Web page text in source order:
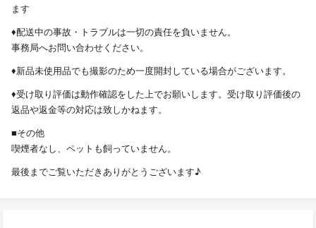
ます
♦︎配送中の事故・トラブルは一切の責任を負いません。
事務局へお問い合わせください。
♦︎新品未使用品でも撮影のため一度開封している場合がございます。
♦︎受け取り評価は動作確認をした上でお願いします。受け取り評価後の
返品や返金等の対応は致しかねます。
■その他
喫煙者なし、ペットも飼っていません。
最後までご覧いただきありがとうございます♪